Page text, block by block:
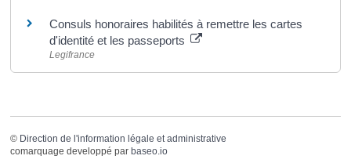
Consuls honoraires habilités à remettre les cartes
d'identité et les passeports
Legifrance
© Direction de l'information légale et administrative
comarquage developpé par baseo.io